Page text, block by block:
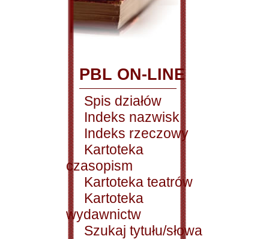
PBL ON-LINE
Spis działów
Indeks nazwisk
Indeks rzeczowy
Kartoteka
czasopism
Kartoteka teatrów
Kartoteka
wydawnictw
Szukaj tytułu/słowa